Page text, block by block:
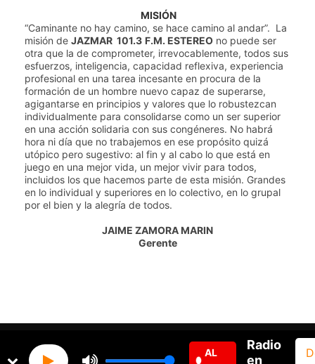
MISIÓN
“Caminante no hay camino, se hace camino al andar”. La
misión de JAZMAR 101.3 F.M. ESTEREO no puede ser
otra que la de comprometer, irrevocablemente, todos sus
esfuerzos, inteligencia, capacidad reflexiva, experiencia
profesional en una tarea incesante en procura de la
formación de un hombre nuevo capaz de superarse,
agigantarse en principios y valores que lo robustezcan
individualmente para consolidarse como un ser superior
en una acción solidaria con sus congéneres. No habrá
hora ni día que no trabajemos en ese propósito quizá
utópico pero sugestivo: al fin y al cabo lo que está en
juego en una mejor vida, un mejor vivir para todos,
incluidos los que hacemos parte de esta misión. Grandes
en lo individual y superiores en lo colectivo, en lo grupal
por el bien y la alegría de todos.
JAIME ZAMORA MARIN
Gerente
© 2020, Jazmar Estereo. Desarrollado por:Aiserver.com
AL
Radio
en